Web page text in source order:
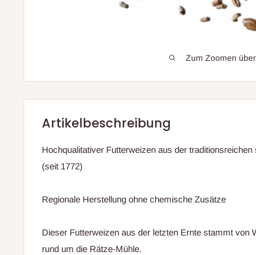
Zum Zoomen
Artikelbeschreibung
Hochqualitativer Futterweizen aus der
(seit 1772)
Regionale Herstellung ohne chemische Zusätze
Dieser Futterweizen aus der letzten Ernte stammt von
rund um die Rätze-Mühle.